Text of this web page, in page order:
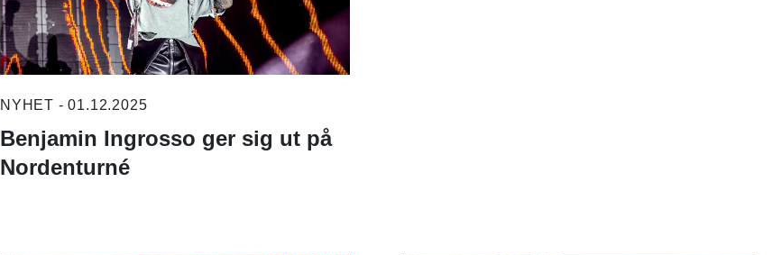
NYHET - 01.12.2025
Benjamin Ingrosso ger sig ut på
Nordenturné